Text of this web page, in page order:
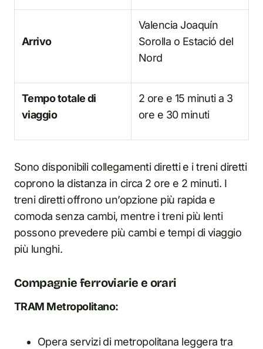
Arrivo
Valencia Joaquín
Sorolla o Estació del
Nord
Tempo totale di
viaggio
2 ore e 15 minuti a 3
ore e 30 minuti
Sono disponibili collegamenti diretti e i treni diretti
coprono la distanza in circa 2 ore e 2 minuti. I
treni diretti offrono un’opzione più rapida e
comoda senza cambi, mentre i treni più lenti
possono prevedere più cambi e tempi di viaggio
più lunghi.
Compagnie ferroviarie e orari
TRAM Metropolitano:
Opera servizi di metropolitana leggera tra